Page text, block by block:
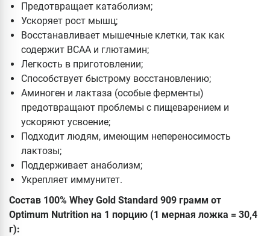
Предотвращает катаболизм;
Ускоряет рост мышц;
Восстанавливает мышечные клетки, так как
содержит ВСАА и глютамин;
Легкость в приготовлении;
Способствует быстрому восстановлению;
Аминоген и лактаза (особые ферменты)
предотвращают проблемы с пищеварением и
ускоряют усвоение;
Подходит людям, имеющим непереносимость
лактозы;
Поддерживает анаболизм;
Укрепляет иммунитет.
Состав 100% Whey Gold Standard 909 грамм от
Optimum Nutrition на 1 порцию (1 мерная ложка = 30,4
г):